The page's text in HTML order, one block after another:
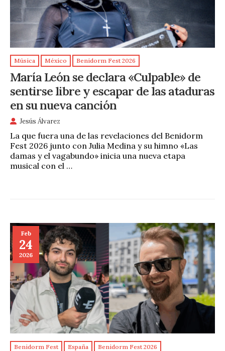
Música México Benidorm Fest 2026
María León se declara «Culpable» de
sentirse libre y escapar de las ataduras
en su nueva canción
Jesús Álvarez
La que fuera una de las revelaciones del Benidorm
Fest 2026 junto con Julia Medina y su himno «Las
damas y el vagabundo» inicia una nueva etapa
musical con el …
Feb
24
2026
Benidorm Fest España Benidorm Fest 2026